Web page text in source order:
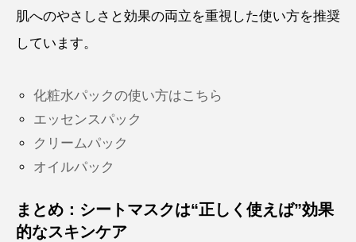
肌へのやさしさと効果の両立を重視した使い方を推奨
しています。
化粧水パックの使い方はこちら
エッセンスパック
クリームパック
オイルパック
まとめ：シートマスクは“正しく使えば”効果
的なスキンケア